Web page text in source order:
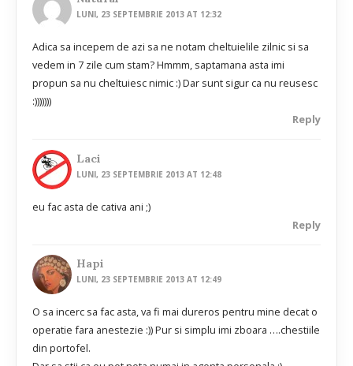
LUNI, 23 SEPTEMBRIE 2013 AT 12:32
Adica sa incepem de azi sa ne notam cheltuielile zilnic si sa
vedem in 7 zile cum stam? Hmmm, saptamana asta imi
propun sa nu cheltuiesc nimic :) Dar sunt sigur ca nu reusesc
:)))))))
Reply
Laci
LUNI, 23 SEPTEMBRIE 2013 AT 12:48
eu fac asta de cativa ani ;)
Reply
Hapi
LUNI, 23 SEPTEMBRIE 2013 AT 12:49
O sa incerc sa fac asta, va fi mai dureros pentru mine decat o
operatie fara anestezie :)) Pur si simplu imi zboara ….chestiile
din portofel.